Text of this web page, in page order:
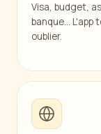
Visa, budget,
banque... L'app
oublier.